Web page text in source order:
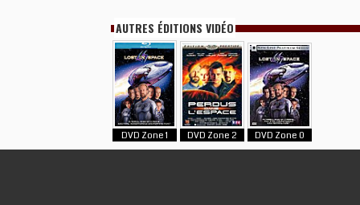
AUTRES ÉDITIONS VIDÉO
DVD Zone 1 DVD Zone 2 DVD Zone 0